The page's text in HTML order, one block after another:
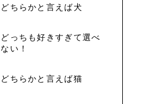
どちらかと言えば犬
どっちも好きすぎて選べ
ない！
どちらかと言えば猫